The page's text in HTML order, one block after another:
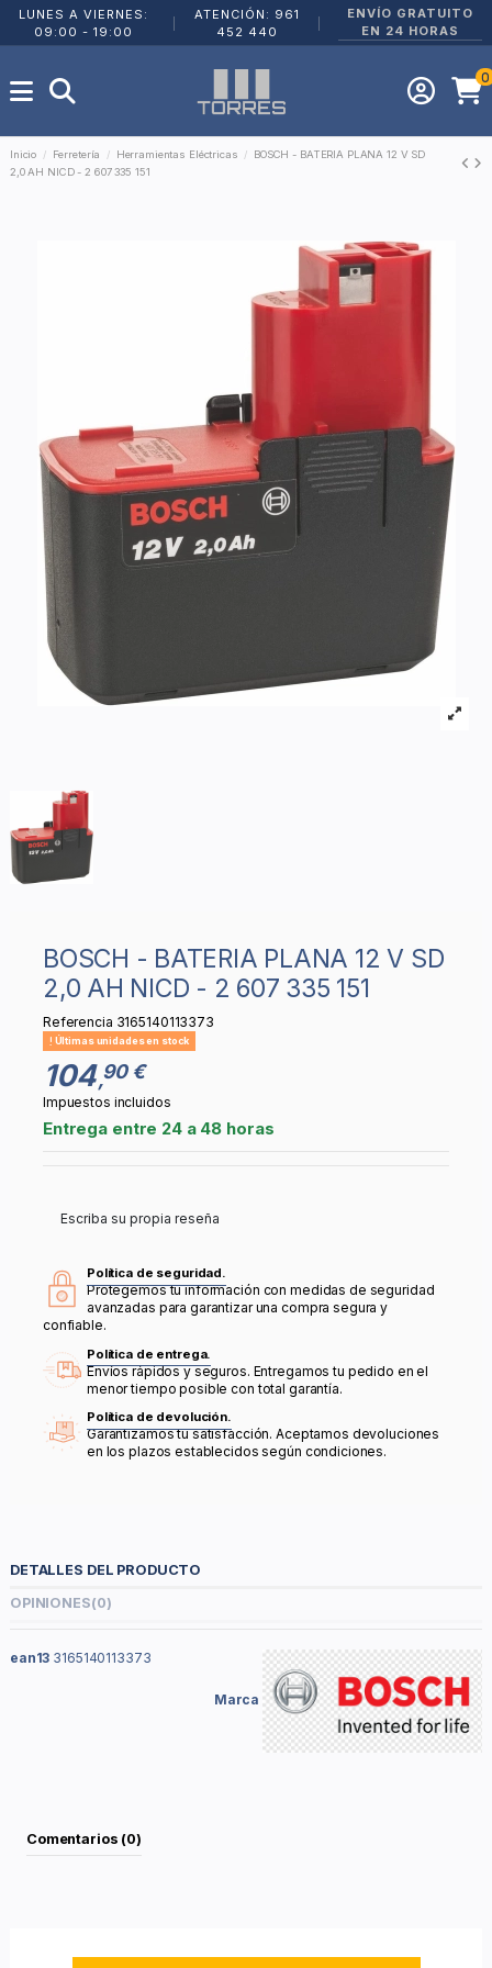
LUNES A VIERNES:
09:00 - 19:00
ATENCIÓN: 961
452 440
ENVÍO GRATUITO
EN 24 HORAS
0
Inicio Ferretería Herramientas Eléctricas
BOSCH - BATERIA PLANA 12 V SD
2,0 AH NICD - 2 607 335 151
BOSCH - BATERIA PLANA 12 V SD
2,0 AH NICD - 2 607 335 151
Referencia 3165140113373
Últimas unidades en stock
104 ,90 €
Impuestos incluidos
Entrega entre 24 a 48 horas
Escriba su propia reseña
Política de seguridad.
Protegemos tu información con medidas de seguridad
avanzadas para garantizar una compra segura y
confiable.
Política de entrega.
Envíos rápidos y seguros. Entregamos tu pedido en el
menor tiempo posible con total garantía.
Política de devolución.
Garantizamos tu satisfacción. Aceptamos devoluciones
en los plazos establecidos según condiciones.
DETALLES DEL PRODUCTO
OPINIONES(0)
Marca
ean13 3165140113373
Comentarios (0)